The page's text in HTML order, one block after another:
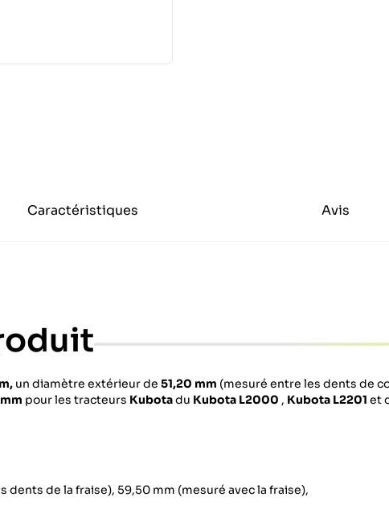
Caractéristiques Avis
un diamètre extérieur de 51,20 mm (mesuré entre les dents de
pour les tracteurs Kubotadu Kubota L2000 , Kubota L2201 et
de la fraise), 59,50 mm (mesuré avec la fraise),